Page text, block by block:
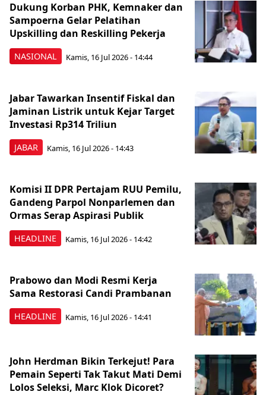
NASIONAL
Dukung Korban PHK, Kemnaker dan
Sampoerna Gelar Pelatihan
Upskilling dan Reskilling Pekerja
Kamis, 16 Jul 2026 - 14:44
JABAR
Jabar Tawarkan Insentif Fiskal dan
Jaminan Listrik untuk Kejar Target
Investasi Rp314 Triliun
Kamis, 16 Jul 2026 - 14:43
HEADLINE
Komisi II DPR Pertajam RUU Pemilu,
Gandeng Parpol Nonparlemen dan
Ormas Serap Aspirasi Publik
Kamis, 16 Jul 2026 - 14:42
HEADLINE
Prabowo dan Modi Resmi Kerja
Sama Restorasi Candi Prambanan
Kamis, 16 Jul 2026 - 14:41
John Herdman Bikin Terkejut! Para
Pemain Seperti Tak Takut Mati Demi
Lolos Seleksi, Marc Klok Dicoret?